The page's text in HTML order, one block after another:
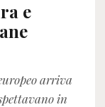
e
arriva
in